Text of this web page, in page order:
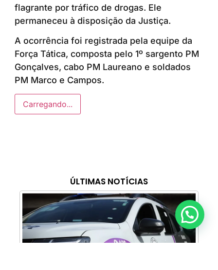
ÚLTIMAS NOTÍCIAS
flagrante por tráfico de drogas. Ele
permaneceu à disposição da Justiça.
A ocorrência foi registrada pela equipe da
Força Tática, composta pelo 1º sargento PM
Gonçalves, cabo PM Laureano e soldados
PM Marco e Campos.
Carregando...
Anunciar ou recomendar matéria